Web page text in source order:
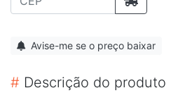
Avise-me se o preço baixar
# Descrição do produto